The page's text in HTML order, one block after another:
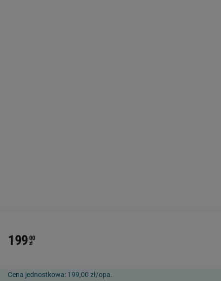
199 00
zł
Cena jednostkowa: 199,00 zł/opa.